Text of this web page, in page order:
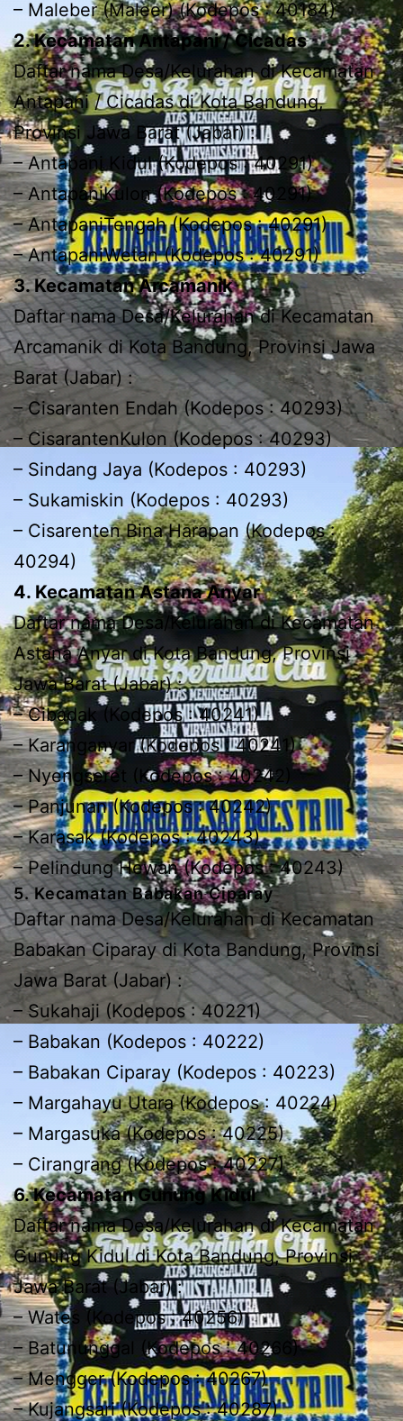
– Maleber (Maleer) (Kodepos : 40184)
2. Kecamatan Antapani / Cicadas
Daftar nama Desa/Kelurahan di Kecamatan
Antapani / Cicadas di Kota Bandung,
Provinsi Jawa Barat (Jabar) :
– Antapani Kidul (Kodepos : 40291)
– AntapaniKulon (Kodepos : 40291)
– AntapaniTengah (Kodepos : 40291)
– AntapaniWetan (Kodepos : 40291)
3. Kecamatan Arcamanik
Daftar nama Desa/Kelurahan di Kecamatan
Arcamanik di Kota Bandung, Provinsi Jawa
Barat (Jabar) :
– Cisaranten Endah (Kodepos : 40293)
– CisarantenKulon (Kodepos : 40293)
– Sindang Jaya (Kodepos : 40293)
– Sukamiskin (Kodepos : 40293)
– Cisarenten Bina Harapan (Kodepos :
40294)
4. Kecamatan Astana Anyar
Daftar nama Desa/Kelurahan di Kecamatan
Astana Anyar di Kota Bandung, Provinsi
Jawa Barat (Jabar) :
– Cibadak (Kodepos : 40241)
– Karanganyar (Kodepos : 40241)
– Nyengseret (Kodepos : 40242)
– Panjunan (Kodepos : 40242)
– Karasak (Kodepos : 40243)
– Pelindung Hewan (Kodepos : 40243)
5. Kecamatan Babakan Ciparay
Daftar nama Desa/Kelurahan di Kecamatan
Babakan Ciparay di Kota Bandung, Provinsi
Jawa Barat (Jabar) :
– Sukahaji (Kodepos : 40221)
– Babakan (Kodepos : 40222)
– Babakan Ciparay (Kodepos : 40223)
– Margahayu Utara (Kodepos : 40224)
– Margasuka (Kodepos : 40225)
– Cirangrang (Kodepos : 40227)
6. Kecamatan Gunung Kidul
Daftar nama Desa/Kelurahan di Kecamatan
Gunung Kidul di Kota Bandung, Provinsi
Jawa Barat (Jabar) :
– Wates (Kodepos : 40256)
– Batununggal (Kodepos : 40266)
– Mengger (Kodepos : 40267)
– Kujangsari (Kodepos : 40287)